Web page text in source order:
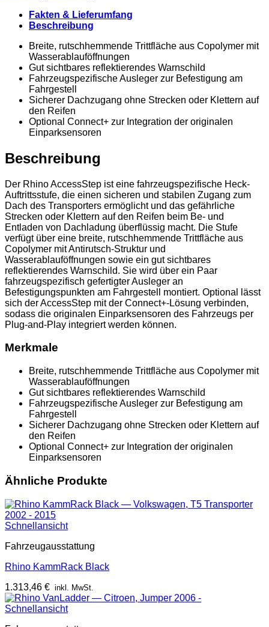
Fakten & Lieferumfang
Beschreibung
Breite, rutschhemmende Trittfläche aus Copolymer mit
Wasserablauföffnungen
Gut sichtbares reflektierendes Warnschild
Fahrzeugspezifische Ausleger zur Befestigung am
Fahrgestell
Sicherer Dachzugang ohne Strecken oder Klettern auf
den Reifen
Optional Connect+ zur Integration der originalen
Einparksensoren
Beschreibung
Der Rhino AccessStep ist eine fahrzeugspezifische Heck-
Auftrittsstufe, die einen sicheren und stabilen Zugang zum
Dach des Transporters ermöglicht und das gefährliche
Strecken oder Klettern auf den Reifen beim Be- und
Entladen von Dachladung überflüssig macht. Die Stufe
verfügt über eine breite, rutschhemmende Trittfläche aus
Copolymer mit Antirutsch-Struktur und
Wasserablauföffnungen sowie ein gut sichtbares
reflektierendes Warnschild. Sie wird über ein Paar
fahrzeugspezifisch gefertigter Ausleger an
Befestigungspunkten am Fahrgestell montiert. Optional lässt
sich der AccessStep mit der Connect+-Lösung verbinden,
sodass die originalen Einparksensoren des Fahrzeugs per
Plug-and-Play integriert werden können.
Merkmale
Breite, rutschhemmende Trittfläche aus Copolymer mit
Wasserablauföffnungen
Gut sichtbares reflektierendes Warnschild
Fahrzeugspezifische Ausleger zur Befestigung am
Fahrgestell
Sicherer Dachzugang ohne Strecken oder Klettern auf
den Reifen
Optional Connect+ zur Integration der originalen
Einparksensoren
Ähnliche Produkte
Schnellansicht
Fahrzeugausstattung
Rhino KammRack Black
1.313,46 € inkl. MwSt.
Schnellansicht